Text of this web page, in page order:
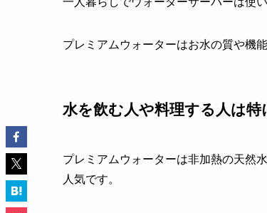
プレミアムウォーターはお水の質や機
水を飲む人や料理する人は特
プレミアムウォーターは非加熱の天然
人気です。